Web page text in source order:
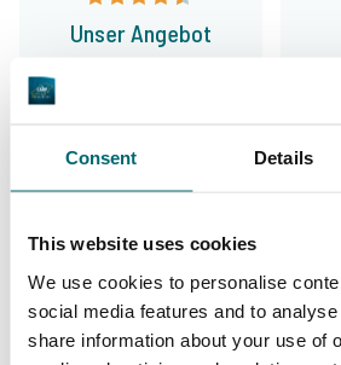
Consent Details
This website uses cookies
We use cookies to personalise
social media features and to
share information about your use of
Von unseren
interessante Seen und
Informationen. Absolut
Angelurlaube und meine
Unser Angebot